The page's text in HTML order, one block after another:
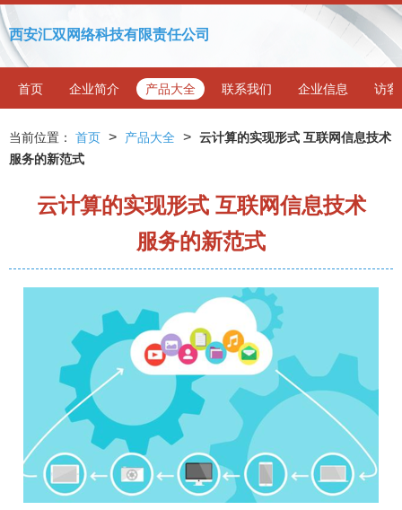
西安汇双网络科技有限责任公司
首页 企业简介 产品大全 联系我们 企业信息 访客
当前位置： 首页 > 产品大全 > 云计算的实现形式 互联网信息技术
服务的新范式
云计算的实现形式 互联网信息技术
服务的新范式